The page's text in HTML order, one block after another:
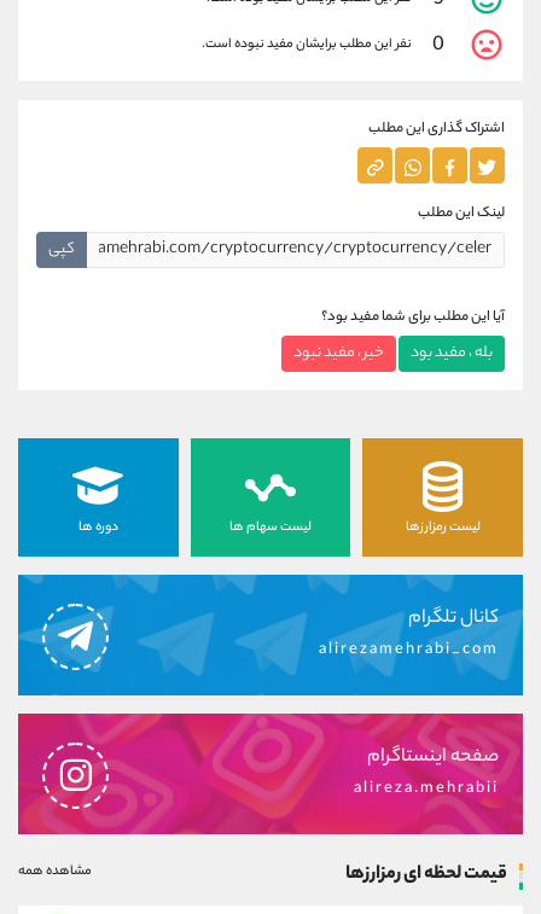
0 نفر این مطلب برایشان مفید نبوده است.
اشتراک گذاری این مطلب
لینک این مطلب
کپی
آیا این مطلب برای شما مفید بود؟
بله ، مفید بود خیر ، مفید نبود
لیست رمزارزها لیست سهام ها دوره ها
کانال تلگرام
alirezamehrabi_com
صفحه اینستاگرام
alireza.mehrabii
قیمت لحظه ای رمزارزها مشاهده همه